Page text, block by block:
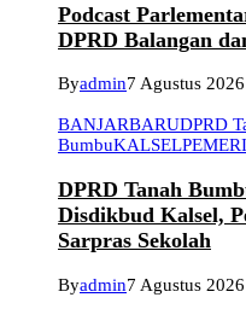
Podcast
DPRD Balangan
Byadmin7 Agustus 2026
BANJARBARUDPRD
BumbuKALSEL
DPRD Tanah
Disdikbud Kalsel,
Sarpras Sekolah
Byadmin7 Agustus 2026